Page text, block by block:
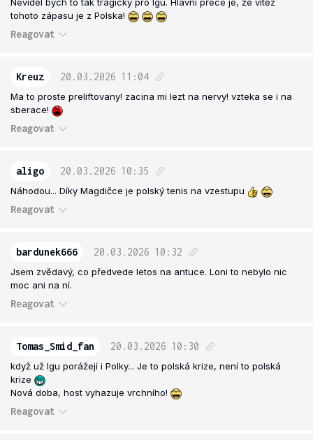
Neviděl bych to tak tragicky pro Igu. Hlavní přece je, že vítěz
tohoto zápasu je z Polska!
Reagovat
Kreuz 20.03.2026 11:04
Ma to proste preliftovany! zacina mi lezt na nervy! vzteka se i na
sberace!
Reagovat
aligo 20.03.2026 10:35
Náhodou... Díky Magdičce je polský tenis na vzestupu
Reagovat
bardunek666 20.03.2026 10:32
Jsem zvědavý, co předvede letos na antuce. Loni to nebylo nic
moc ani na ní.
Reagovat
Tomas_Smid_fan 20.03.2026 10:30
když už Igu porážejí i Polky... Je to polská krize, není to polská
krize
Nová doba, host vyhazuje vrchního!
Reagovat